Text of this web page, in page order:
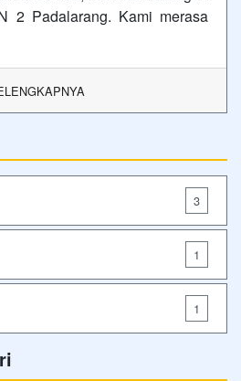
2 Padalarang. Kami merasa
3
1
1